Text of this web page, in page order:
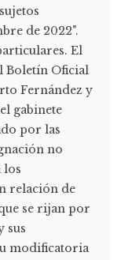
de 2022".
El
Boletín Oficial
Fernández y
gabinete
por las
no
los
relación de
se rijan por
sus
modificatoria